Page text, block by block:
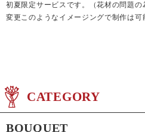
初夏限定サービスです。（花材の問題
変更このようなイメージングで制作は可
CATEGORY
BOUQUET